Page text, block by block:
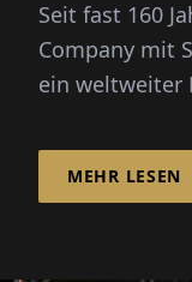
Seit fast 160
Company mit
ein weltweiter
und
MEHR LESEN